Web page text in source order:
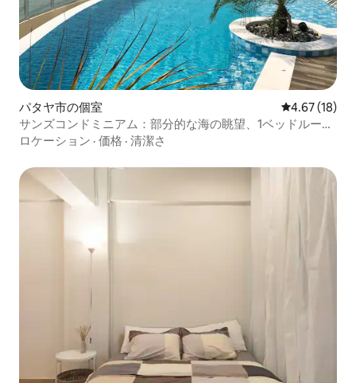
パタヤ市の個室 レビュー18
4.67 (18)
サンズコンドミニアム：部分的な海の眺望、1ベッドルー
ム、9階、60平方メートル
ロケーション · 価格 · 清潔さ